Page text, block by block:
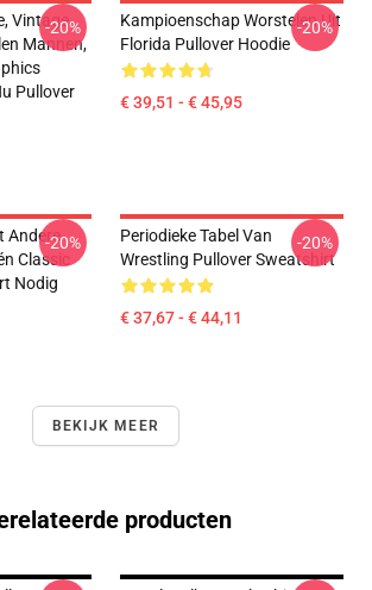
Vintage
Mannen,
Pullover
-20%
Kampioenschap Worstelen Uit
Florida Pullover Hoodie
€ 39,51 - € 45,95
-20%
Andere
Classic
Nodig
-20%
Periodieke Tabel Van
Wrestling Pullover Sweatshirt
€ 37,67 - € 44,11
-20%
BEKIJK MEER
producten